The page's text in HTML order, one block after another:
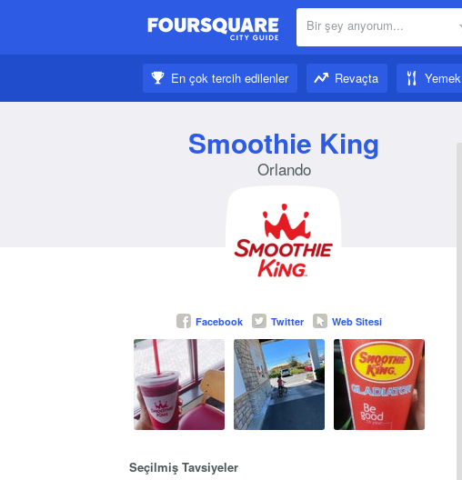
Bir şey arıyorum...
En çok tercih edilenler Revaçta Yemek
Smoothie King
Orlando
Facebook Twitter Web Sitesi
Seçilmiş Tavsiyeler